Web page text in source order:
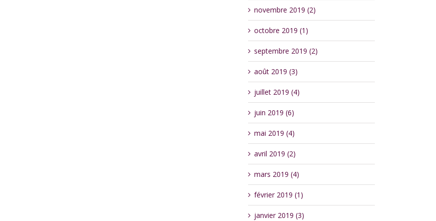
novembre 2019 (2)
octobre 2019 (1)
septembre 2019 (2)
août 2019 (3)
juillet 2019 (4)
juin 2019 (6)
mai 2019 (4)
avril 2019 (2)
mars 2019 (4)
février 2019 (1)
janvier 2019 (3)